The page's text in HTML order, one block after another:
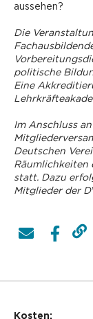
aussehen?
Die
politische
Eine
Im Anschluss
Deutschen
Räumlichkeiten
statt. Dazu
Mitglieder der
Kosten: